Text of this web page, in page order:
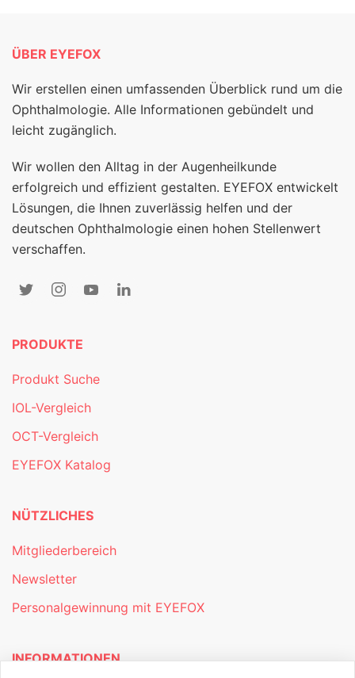
ÜBER EYEFOX
Wir erstellen einen umfassenden Überblick rund um die
Ophthalmologie. Alle Informationen gebündelt und
leicht zugänglich.
Wir wollen den Alltag in der Augenheilkunde
erfolgreich und effizient gestalten. EYEFOX entwickelt
Lösungen, die Ihnen zuverlässig helfen und der
deutschen Ophthalmologie einen hohen Stellenwert
verschaffen.
PRODUKTE
Produkt Suche
IOL-Vergleich
OCT-Vergleich
EYEFOX Katalog
NÜTZLICHES
Mitgliederbereich
Newsletter
Personalgewinnung mit EYEFOX
INFORMATIONEN